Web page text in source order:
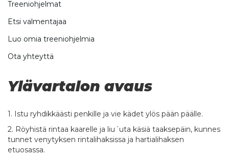
Treeniohjelmat
Etsi valmentajaa
Luo omia treeniohjelmia
Ota yhteyttä
Ylävartalon avaus
1. Istu ryhdikkäästi penkille ja vie kädet ylös pään päälle.
2. Röyhistä rintaa kaarelle ja liu´uta käsiä taaksepäin, kunnes
tunnet venytyksen rintalihaksissa ja hartialihaksen
etuosassa.